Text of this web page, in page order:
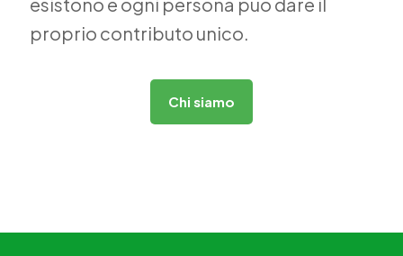
proprio contributo unico.
Chi siamo